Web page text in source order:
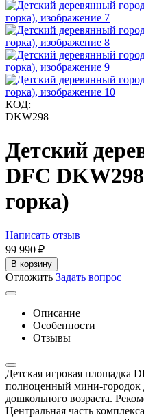
КОД:
DKW298
Детский
DFC
горка)
Написать отзыв
99 990 ₽
В корзину
Отложить Задать вопрос
Описание
Особенности
Отзывы
Детская игровая площадка
полноценный мини-городок
дошкольного возраста.
Центральная часть